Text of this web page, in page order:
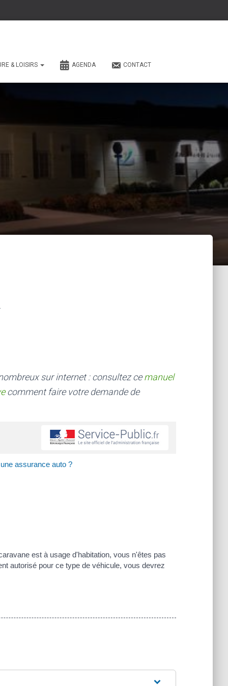
& LOISIRS AGENDA CONTACT
sur internet : consultez cemanuel
comment faire votre demande de
assurance auto ?
est à usage d'habitation, vous n'êtes pas
autorisé pour ce type de véhicule, vous devrez